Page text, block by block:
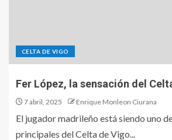
CELTA DE VIGO
Fer López, la sensación del
7 abril, 2025 Enrique Monleon Ciurana
El jugador madrileño está siendo uno
principales del Celta de Vigo...